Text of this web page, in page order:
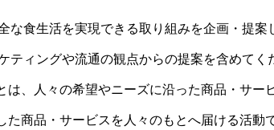
な食生活を実現できる取り組みを企画・提案
ティングや流通の観点からの提案を含めてく
、人々の希望やニーズに沿った商品・サー
商品・サービスを人々のもとへ届ける活動で